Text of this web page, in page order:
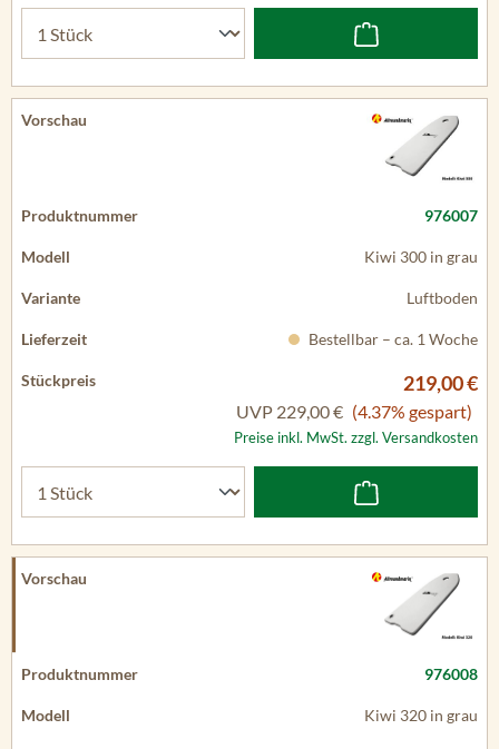
976007
Kiwi 300 in grau
Luftboden
Bestellbar – ca. 1 Woche
219,00 €
UVP 229,00 € (4.37% gespart)
Preise inkl. MwSt. zzgl. Versandkosten
976008
Kiwi 320 in grau